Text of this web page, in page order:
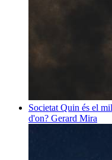
Societat Quin és el
d'on? Gerard Mira